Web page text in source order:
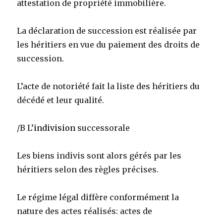
attestation de propriété immobilière.
La déclaration de succession est réalisée par
les héritiers en vue du paiement des droits de
succession.
L’acte de notoriété fait la liste des héritiers du
décédé et leur qualité.
/B L’indivision successorale
Les biens indivis sont alors gérés par les
héritiers selon des règles précises.
Le régime légal diffère conformément la
nature des actes réalisés: actes de